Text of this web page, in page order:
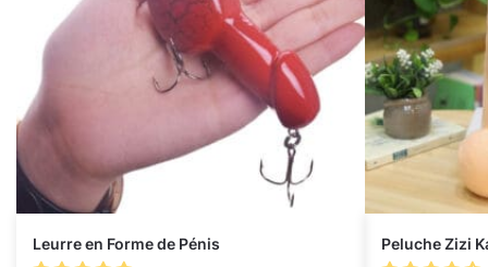
Leurre en Forme de Pénis Peluche Zizi